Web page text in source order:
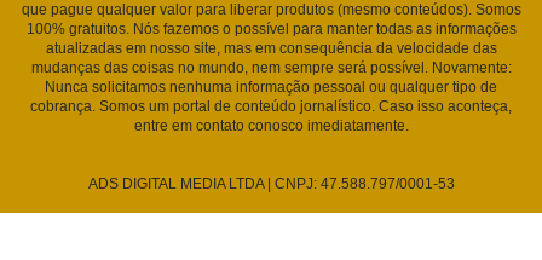
que pague qualquer valor para liberar produtos (mesmo conteúdos). Somos
100% gratuitos. Nós fazemos o possível para manter todas as informações
atualizadas em nosso site, mas em consequência da velocidade das
mudanças das coisas no mundo, nem sempre será possível. Novamente:
Nunca solicitamos nenhuma informação pessoal ou qualquer tipo de
cobrança. Somos um portal de conteúdo jornalístico. Caso isso aconteça,
entre em contato conosco imediatamente.
ADS DIGITAL MEDIA LTDA | CNPJ: 47.588.797/0001-53